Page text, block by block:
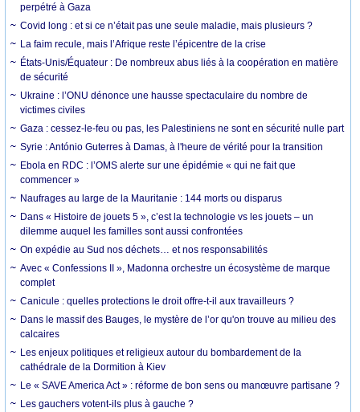
perpétré à Gaza
Covid long : et si ce n’était pas une seule maladie, mais plusieurs ?
La faim recule, mais l’Afrique reste l’épicentre de la crise
États-Unis/Équateur : De nombreux abus liés à la coopération en matière
de sécurité
Ukraine : l’ONU dénonce une hausse spectaculaire du nombre de
victimes civiles
Gaza : cessez-le-feu ou pas, les Palestiniens ne sont en sécurité nulle part
Syrie : António Guterres à Damas, à l'heure de vérité pour la transition
Ebola en RDC : l’OMS alerte sur une épidémie « qui ne fait que
commencer »
Naufrages au large de la Mauritanie : 144 morts ou disparus
Dans « Histoire de jouets 5 », c’est la technologie vs les jouets – un
dilemme auquel les familles sont aussi confrontées
On expédie au Sud nos déchets… et nos responsabilités
Avec « Confessions II », Madonna orchestre un écosystème de marque
complet
Canicule : quelles protections le droit offre-t-il aux travailleurs ?
Dans le massif des Bauges, le mystère de l’or qu'on trouve au milieu des
calcaires
Les enjeux politiques et religieux autour du bombardement de la
cathédrale de la Dormition à Kiev
Le « SAVE America Act » : réforme de bon sens ou manœuvre partisane ?
Les gauchers votent-ils plus à gauche ?